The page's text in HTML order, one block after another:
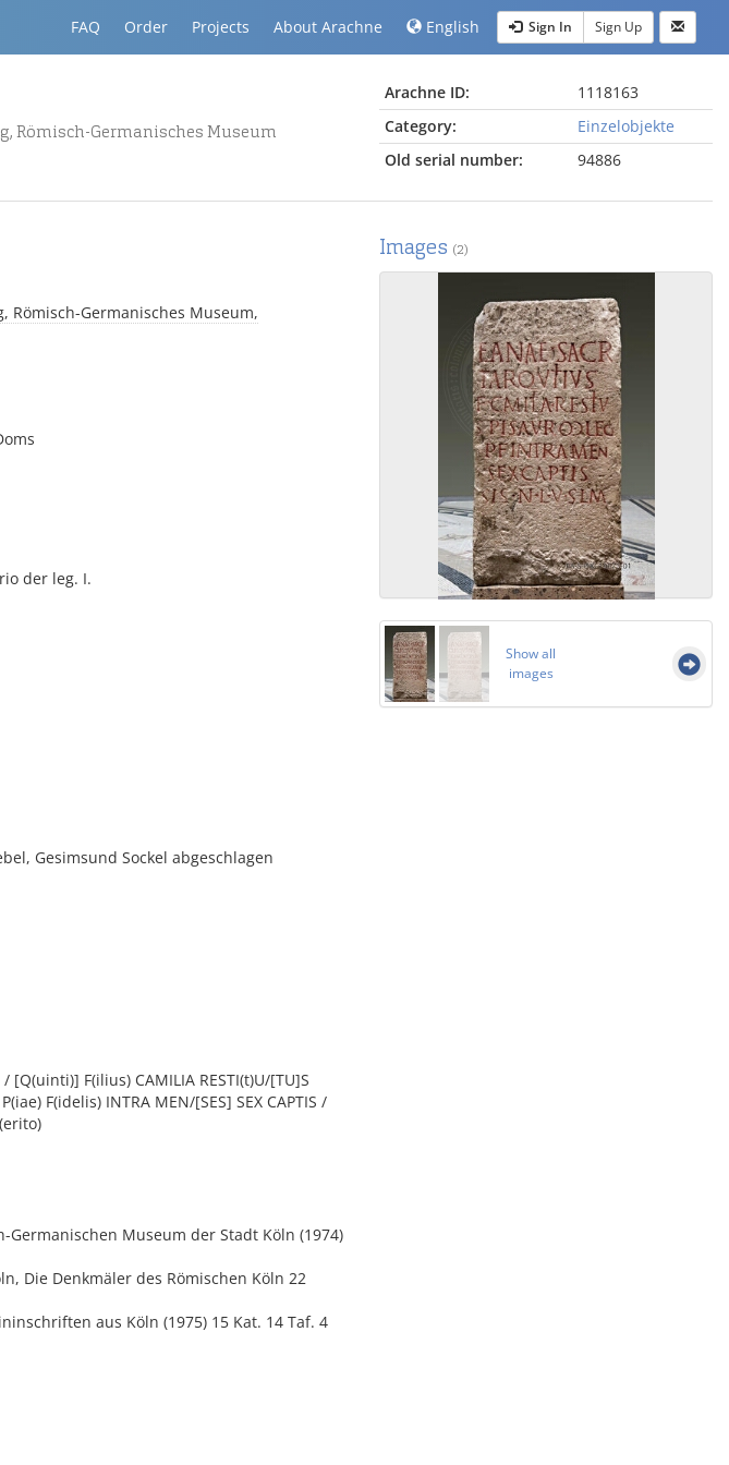
FAQ Order Projects About Arachne English Sign In Sign Up
Römisch-Germanisches Museum
Arachne ID:
1118163
Category:
Einzelobjekte
Old serial number:
94886
Römisch-Germanisches Museum,
der leg. I.
Gesimsund Sockel abgeschlagen
[Q(uinti)] F(ilius) CAMILIA RESTI(t)U/[TU]S
F(idelis) INTRA MEN/[SES] SEX CAPTIS /
Museum der Stadt Köln (1974)
Die Denkmäler des Römischen Köln 22
aus Köln (1975) 15 Kat. 14 Taf. 4
Images (2)
Show all
images